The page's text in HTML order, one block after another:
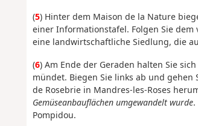
(5) Hinter dem Maison de la Nature
einer Informationstafel. Folgen Sie dem
eine landwirtschaftliche Siedlung, die
(6) Am Ende der Geraden halten Sie
mündet. Biegen Sie links ab und
de Rosebrie in Mandres-les-Roses
Gemüseanbauflächen umgewandelt wurde.
Pompidou.